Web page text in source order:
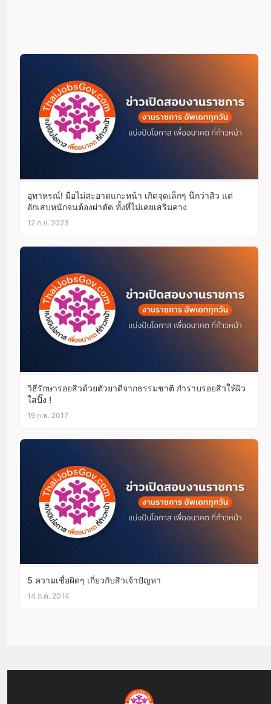
อุทาหรณ์! มือไม่สะอาดแกะหน้า เกิดจุดเล็กๆ นึกว่าสิว แต่
อักเสบหนักจนต้องผ่าตัด ทั้งที่ไม่เคยเสริมคาง
12 ก.ย. 2023
วิธีรักษารอยสิวด้วยตัวยาดีจากธรรมชาติ กำราบรอยสิวให้ผิว
ใสปิ๊ง !
19 ก.พ. 2017
5 ความเชื่อผิดๆ เกี่ยวกับสิวเจ้าปัญหา
14 ก.ค. 2014